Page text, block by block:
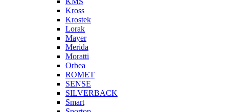
Kross
Krostek
Lorak
Mayer
Merida
Moratti
Orbea
ROMET
SENSE
SILVERBACK
Smart